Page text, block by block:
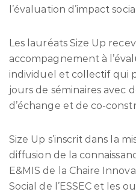
l’évaluation d’impact
Les lauréats Size Up
accompagnement à
individuel et collectif qui
jours de séminaires avec
d’échange et de co-
Size Up s’inscrit dans la
diffusion de la
E&MIS de la Chaire
Social de l’ESSEC et les